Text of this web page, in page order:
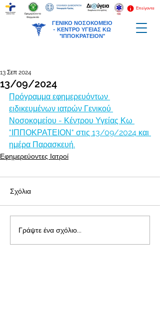
ΓΕΝΙΚΟ ΝΟΣΟΚΟΜΕΙΟ
- ΚΕΝΤΡΟ ΥΓΕΙΑΣ ΚΩ
"ΙΠΠΟΚΡΑΤΕΙΟΝ"
Επείγοντα
Εφημερεύοντα
Φαρμακεία
13/09/2024
13 Σεπ 2024
Πρόγραμμα εφημερευόντων
ειδικευμένων ιατρών Γενικού
Νοσοκομείου - Κέντρου Υγείας Κω
"ΙΠΠΟΚΡΑΤΕΙΟΝ" στις 13/09/2024 και
ημέρα Παρασκευή.
Εφημερεύοντες Ιατροί
Σχόλια
Γράψτε ένα σχόλιο...